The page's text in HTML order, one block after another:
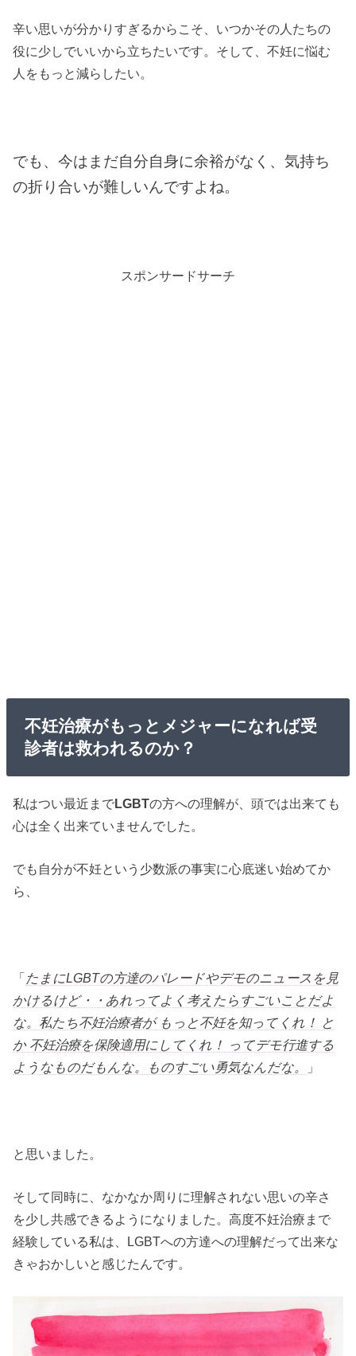
辛い思いが分かりすぎるからこそ、いつかその人たちの
役に少しでいいから立ちたいです。そして、不妊に悩む
人をもっと減らしたい。
でも、今はまだ自分自身に余裕がなく、気持ち
の折り合いが難しいんですよね。
スポンサードサーチ
不妊治療がもっとメジャーになれば受
診者は救われるのか？
私はつい最近までLGBTの方への理解が、頭では出来ても
心は全く出来ていませんでした。
でも自分が不妊という少数派の事実に心底迷い始めてか
ら、
「 たまにLGBTの方達のパレードやデモのニュースを見
かけるけど・・あれってよく考えたらすごいことだよ
な。私たち不妊治療者が もっと不妊を知ってくれ！ と
か 不妊治療を保険適用にしてくれ！ ってデモ行進する
ようなものだもんな。ものすごい勇気なんだな。
」
と思いました。
そして同時に、なかなか周りに理解されない思いの辛さ
を少し共感できるようになりました。高度不妊治療まで
経験している私は、LGBTへの方達への理解だって出来な
きゃおかしいと感じたんです。